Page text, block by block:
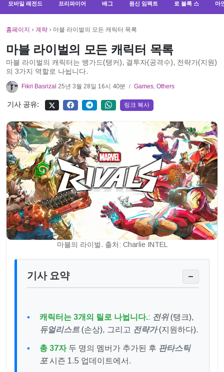
모바일 레전드 프리파이어 배그 원신 임팩트 로 블록 스 마
홈페이지 › 계략 › 마블 라이벌의 모든 캐릭터 목록
마블 라이벌의 모든 캐릭터 목록
마블 라이벌의 캐릭터는 뱅가드(탱커), 결투자(공격수), 전략가(지원)
의 3가지 역할로 나뉩니다.
Fikri Basrizal 25년 3월 28일 16시 40분 / Games, Others
기사 공유: 링크 복사
마블의 라이벌. 출처: Charlie INTEL
기사 요약 −
캐릭터는 3개의 릴로 나뉩니다.: 전위(탱크),
듀얼리스트(손상), 그리고 전략가(지원하다).
총 37자두 명의 멤버가 추가된 후 판타스틱
포시즌 1.5 업데이트에서.